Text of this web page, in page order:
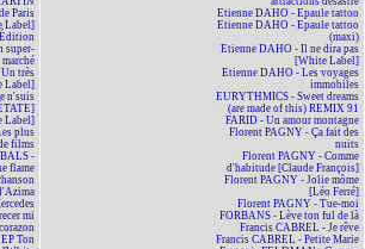
Paris
Label]
super-
marché
très
Label]
n'suis
Label]
plus
films
-
flame
mi
corazon
Ton
Etienne DAHO - Epaule tattoo
Etienne DAHO - Epaule tattoo
(maxi)
Etienne DAHO - Il ne dira pas
[White Label]
Etienne DAHO - Les voyages
immobiles
EURYTHMICS - Sweet dreams
(are made of this) REMIX 91
FARID - Un amour montagne
Florent PAGNY - Ça fait des
nuits
Florent PAGNY - Comme
d'habitude [Claude François]
Florent PAGNY - Jolie môme
[Léo Ferré]
Florent PAGNY - Tue-moi
FORBANS - Lève ton ful de là
Francis CABREL - Je rêve
Francis CABREL - Petite Marie